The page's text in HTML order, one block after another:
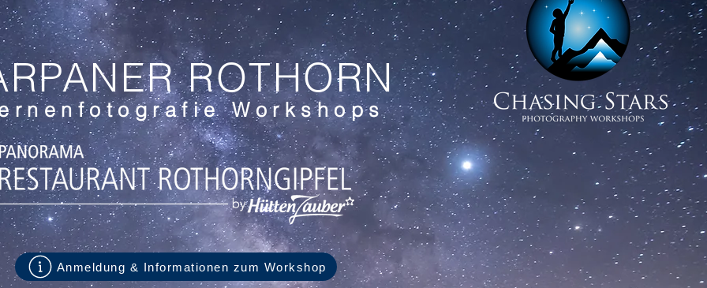
ROTHORN
Workshops
Anmeldung & Informationen zum Workshop